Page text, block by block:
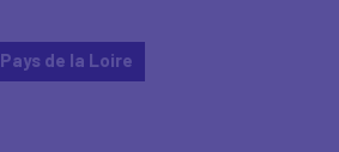
Pays de la Loire